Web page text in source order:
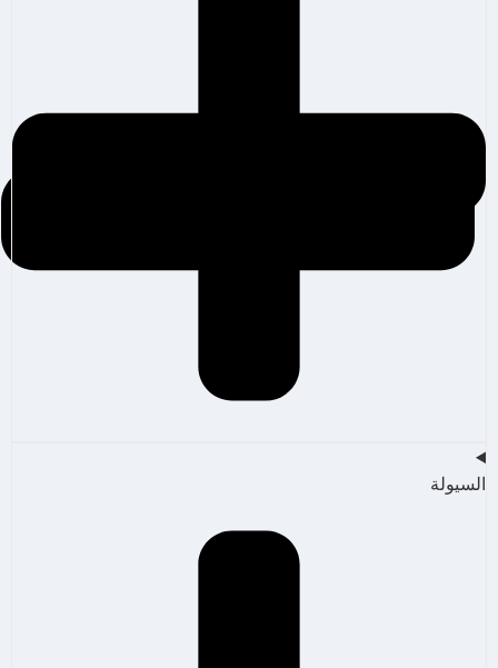
السيولة